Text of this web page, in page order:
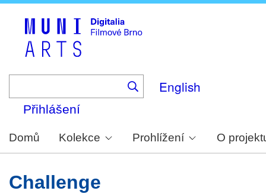
English
Přihlášení
Domů Kolekce Prohlížení O
Challenge